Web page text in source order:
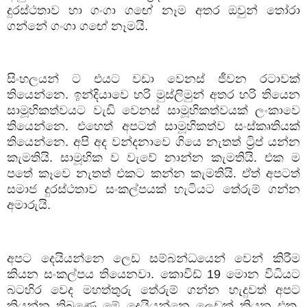
දුරස්ථතාව හා ගංගා ගඟේ නෑම අතර ඔවුන් තෝරා
ගන්නේ ගංගා ගඟේ නෑමයි.
සිංහලයන් ට එයට වඩා වෙනස් ජීවන රටාවක්
තියෙන්නෙ. ඉන්දියාවෙ හරි මුස්ලිමුන් අතර හරි තියෙන
සාමූහිකත්වයට වැඩි වෙනස් සාමූහිකත්වයක් ලංකාවෙ
තියෙන්නෙ. එහෙත් අපටත් සාමූහිකත්ව සංස්කෘතියක්
තියෙන්නෙ. අපි අද වන්දනාවෙ ගියෙ නැතත් ට්‍රිප් යන්න
කැමතියි. සාමූහික ව වැවේ නාන්න කැමතියි. එක ම
පතේ කෑවෙ නැතත් එකට කන්න කැමතියි. ඒත් අපටත්
සමාජ දුරස්ථතාව සංකල්පයක් හැටියට තේරුම් ගන්න
අමාරුයි.
අපට දෙයියන්නෙ ලෙඩ සම්බන්ධයෙන් වෙන් කිරීම
කියන සංකල්පය තියෙනවා. කොවිඩ් 19මොන විධියට
බටහිර වෙද මහත්තුරු තේරුම් ගන්න හැදුවත් අපට